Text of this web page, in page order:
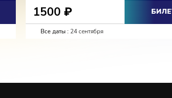
1500 ₽
Все даты : 24 сентября